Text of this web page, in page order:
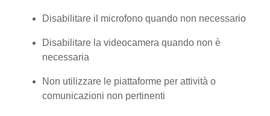
Disabilitare il microfono quando non necessario
Disabilitare la videocamera quando non è
necessaria
Non utilizzare le piattaforme per attività o
comunicazioni non pertinenti